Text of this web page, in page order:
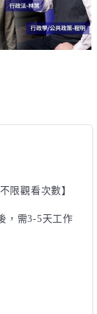
限觀看次數】
，需3-5天工作